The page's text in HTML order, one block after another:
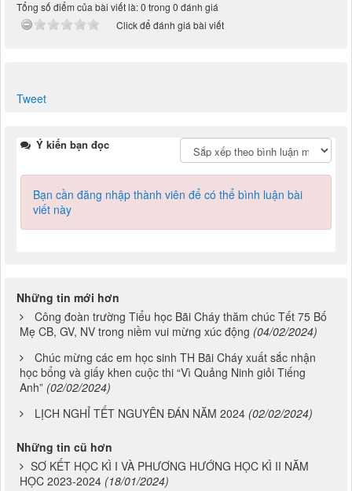
Tổng số điểm của bài viết là: 0 trong 0 đánh giá
Click để đánh giá bài viết
Tweet
Ý kiến bạn đọc
Bạn cần đăng nhập thành viên để có thể bình luận bài
viết này
Những tin mới hơn
Công đoàn trường Tiểu học Bãi Cháy thăm chúc Tết 75 Bố
Mẹ CB, GV, NV trong niềm vui mừng xúc động (04/02/2024)
Chúc mừng các em học sinh TH Bãi Cháy xuất sắc nhận
học bổng và giấy khen cuộc thi “Vì Quảng Ninh giỏi Tiếng
Anh” (02/02/2024)
LỊCH NGHỈ TẾT NGUYÊN ĐÁN NĂM 2024 (02/02/2024)
Những tin cũ hơn
SƠ KẾT HỌC KÌ I VÀ PHƯƠNG HƯỚNG HỌC KÌ II NĂM
HỌC 2023-2024 (18/01/2024)